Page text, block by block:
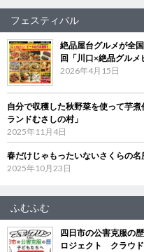
フェスティバル
絶品屋台グルメが全
回「川口×絶品グル
2026年4月15日
自分で収穫した秋野菜を使って芋
ランドむさしの村」
2025年11月4日
春だけじゃもったいないさくらの
2025年10月23日
ふむふむ
四日市の公害克服の
ロジェクト クラウ